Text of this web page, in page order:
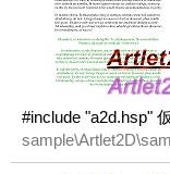
#include "a2d.hsp"